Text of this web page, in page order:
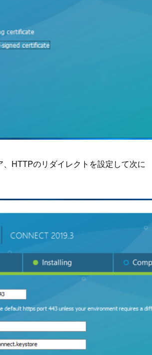
HTTPのリダイレクトを設定して次に